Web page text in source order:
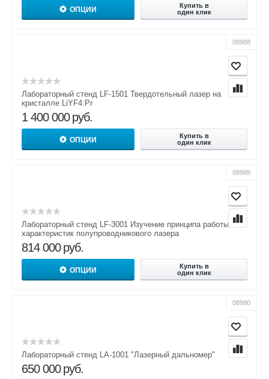
ОПЦИИ
Купить в
один клик
08988
Лабораторный стенд LF-1501 Твердотельный лазер на
кристалле LiYF4:Pr
1 400 000 руб.
ОПЦИИ
Купить в
один клик
08989
Лабораторный стенд LF-3001 Изучение принципа работы и
характеристик полупроводникового лазера
814 000 руб.
ОПЦИИ
Купить в
один клик
08990
Лабораторный стенд LA-1001 "Лазерный дальномер"
650 000 руб.